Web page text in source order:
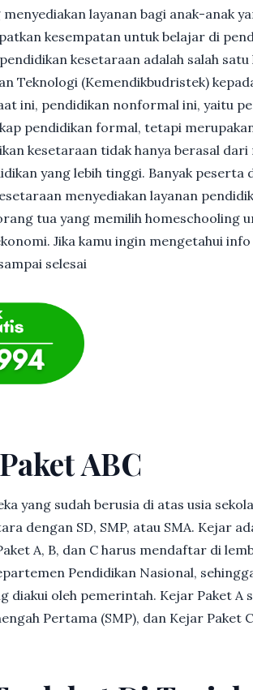
layanan bagi anak-anak
kesempatan untuk belajar di
kesetaraan adalah salah
Teknologi (Kemendikbudristek)
ini, pendidikan nonformal ini, yaitu
pendidikan formal, tetapi
kesetaraan tidak hanya berasal
yang lebih tinggi. Banyak peserta
menyediakan layanan
tua yang memilih homeschooling
Jika kamu ingin mengetahui
selesai
ABC
yang sudah berusia di atas usia
dengan SD, SMP, atau SMA. Kejar
A, B, dan C harus mendaftar di
Pendidikan Nasional,
diakui oleh pemerintah. Kejar Paket A
Pertama (SMP), dan Kejar Paket